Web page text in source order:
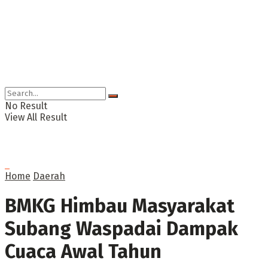
No Result
View All Result
Home Daerah
BMKG Himbau Masyarakat
Subang Waspadai Dampak
Cuaca Awal Tahun